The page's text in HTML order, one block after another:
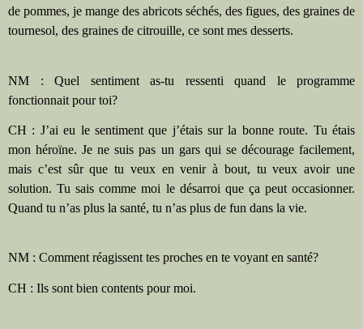
de pommes, je mange des abricots séchés, des figues, des graines de
tournesol, des graines de citrouille, ce sont mes desserts.
NM : Quel sentiment as-tu ressenti quand le programme
fonctionnait pour toi?
CH : J’ai eu le sentiment que j’étais sur la bonne route. Tu étais
mon héroïne. Je ne suis pas un gars qui se décourage facilement,
mais c’est sûr que tu veux en venir à bout, tu veux avoir une
solution. Tu sais comme moi le désarroi que ça peut occasionner.
Quand tu n’as plus la santé, tu n’as plus de fun dans la vie.
NM : Comment réagissent tes proches en te voyant en santé?
CH : Ils sont bien contents pour moi.